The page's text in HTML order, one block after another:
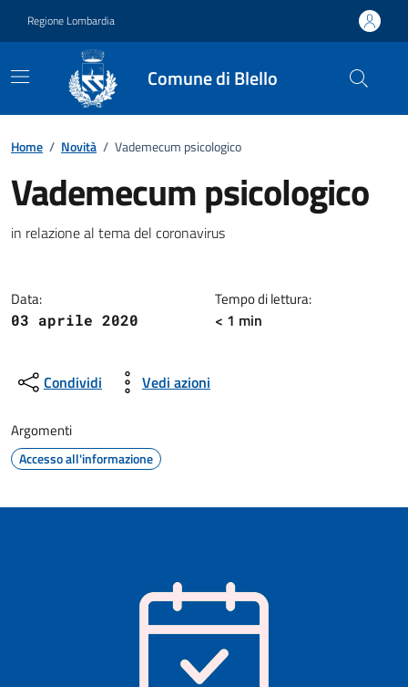
Regione Lombardia
Comune di Blello
Home / Novità / Vademecum psicologico
Vademecum psicologico
Dettagli della notizia
in relazione al tema del coronavirus
Data:
03 aprile 2020
Tempo di lettura:
< 1 min
Condividi Vedi azioni
Argomenti
Accesso all'informazione